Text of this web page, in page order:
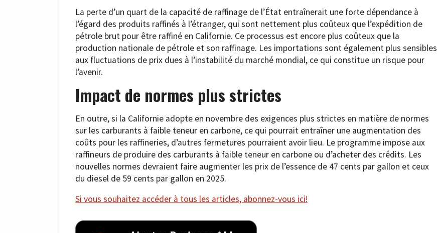
La perte d’un quart de la capacité de raffinage de l’État entraînerait une forte dépendance à
l’égard des produits raffinés à l’étranger, qui sont nettement plus coûteux que l’expédition de
pétrole brut pour être raffiné en Californie. Ce processus est encore plus coûteux que la
production nationale de pétrole et son raffinage. Les importations sont également plus sensibles
aux fluctuations de prix dues à l’instabilité du marché mondial, ce qui constitue un risque pour
l’avenir.
Impact de normes plus strictes
En outre, si la Californie adopte en novembre des exigences plus strictes en matière de normes
sur les carburants à faible teneur en carbone, ce qui pourrait entraîner une augmentation des
coûts pour les raffineries, d’autres fermetures pourraient avoir lieu. Le programme impose aux
raffineurs de produire des carburants à faible teneur en carbone ou d’acheter des crédits. Les
nouvelles normes devraient faire augmenter les prix de l’essence de 47 cents par gallon et ceux
du diesel de 59 cents par gallon en 2025.
Si vous souhaitez accéder à tous les articles, abonnez-vous ici!